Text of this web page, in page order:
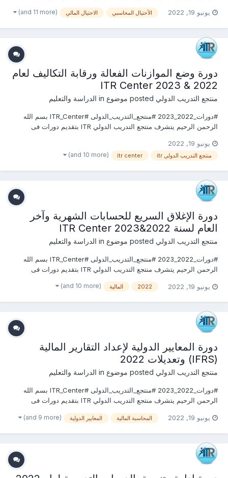
&2023 يمكنكم التسجيل او الاستفسارعلى الدورة الان ............................ يونيو 19, 2022 الأحتيال المحاسبي الاحتيال المالي (and 11 more)
دورة وضع الموازنات الفعالة ورقابة التكاليف لعام
2022 & 2023 ITR Center
منتجع التدريب الدولي الدراسة والتعليم
#دورات_2022_2023 #منتجع_التدريب_الدولى #ITR_Center بسم الله
الرحمن الرحيم يتشرف منتجع التدريب الدولي ITR بتقديم دورات فى
&2023 يمكنكم التسجيل او الاستفسارعلى الدورة الان ............................ يونيو 19, 2022
منتجع التدريب الدولي itr itr center
(and 10 more)
دورة الإغلاق السريع للحسابات الشهرية وآخر
العام لسنة 2022&2023 ITR Center
منتجع التدريب الدولي الدراسة والتعليم
#دورات_2022_2023 #منتجع_التدريب_الدولى #ITR_Center بسم الله
الرحمن الرحيم يتشرف منتجع التدريب الدولي ITR بتقديم دورات فى
&2023 يمكنكم التسجيل او الاستفسارعلى الدورة الان ............................ يونيو 19, 2022 2022 المالية (and 10 more)
دورة المعايير الدولية لإعداد التقارير المالية
(IFRS) وتعديلات 2022
منتجع التدريب الدولي الدراسة والتعليم
#دورات_2022_2023 #منتجع_التدريب_الدولى #ITR_Center بسم الله
الرحمن الرحيم يتشرف منتجع التدريب الدولي ITR بتقديم دورات فى
&2023 يمكنكم التسجيل او الاستفسارعلى الدورة الان ............................ يونيو 19, 2022 المحاسبة المالية المعايير الدولية (and 9 more)